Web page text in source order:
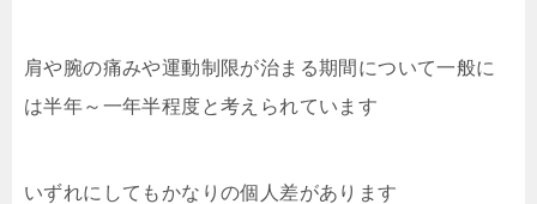
肩や腕の痛みや運動制限が治まる期間について一般に
は半年～一年半程度と考えられています
いずれにしてもかなりの個人差があります